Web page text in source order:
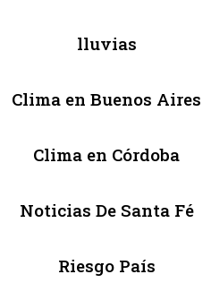
lluvias
Clima en Buenos Aires
Clima en Córdoba
Noticias De Santa Fé
Riesgo País